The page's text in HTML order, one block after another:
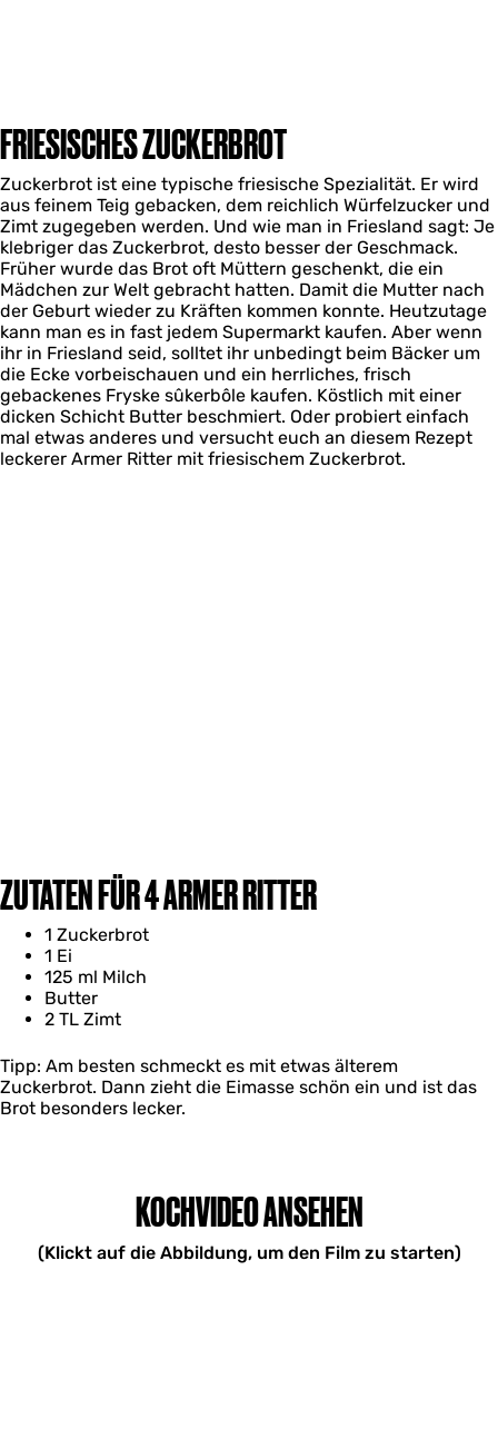
FRIESISCHES ZUCKERBROT
Zuckerbrot ist eine typische friesische Spezialität. Er wird
aus feinem Teig gebacken, dem reichlich Würfelzucker und
Zimt zugegeben werden. Und wie man in Friesland sagt: Je
klebriger das Zuckerbrot, desto besser der Geschmack.
Früher wurde das Brot oft Müttern geschenkt, die ein
Mädchen zur Welt gebracht hatten. Damit die Mutter nach
der Geburt wieder zu Kräften kommen konnte. Heutzutage
kann man es in fast jedem Supermarkt kaufen. Aber wenn
ihr in Friesland seid, solltet ihr unbedingt beim Bäcker um
die Ecke vorbeischauen und ein herrliches, frisch
gebackenes Fryske sûkerbôle kaufen. Köstlich mit einer
dicken Schicht Butter beschmiert. Oder probiert einfach
mal etwas anderes und versucht euch an diesem Rezept
leckerer Armer Ritter mit friesischem Zuckerbrot.
ZUTATEN FÜR 4 ARMER RITTER
1 Zuckerbrot
1 Ei
125 ml Milch
Butter
2 TL Zimt
Tipp: Am besten schmeckt es mit etwas älterem
Zuckerbrot. Dann zieht die Eimasse schön ein und ist das
Brot besonders lecker.
KOCHVIDEO ANSEHEN
(Klickt auf die Abbildung, um den Film zu starten)